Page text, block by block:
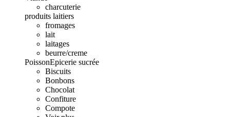
charcuterie
produits laitiers
fromages
lait
laitages
beurre/creme
PoissonEpicerie sucrée
Biscuits
Bonbons
Chocolat
Confiture
Compote